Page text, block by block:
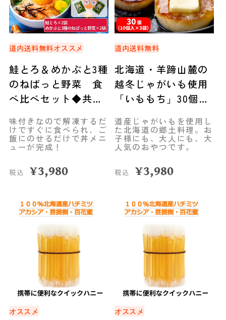
道内送料無料オススメ
鮭とろ＆めかぶと3種
のねばっと野菜 食
べ比べセット◆共栄
味付きなので解凍するだ
けですぐに食べられ、ご
飯にのせるだけで丼メニ
ューが完成！
税込 ¥3,980
道内送料無料
北海道・羊蹄山麓の
越冬じゃがいも使用
「いももち」30個
栄水産
道産じゃがいもを使用し
た北海道の郷土料理。お
子様にも、大人にも、大
人気のおやつです。
税込 ¥3,980
オススメ オススメ